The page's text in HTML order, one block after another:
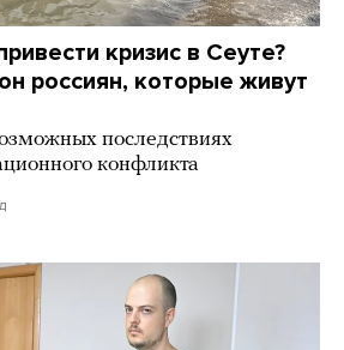
кризис в Сеуте?
россиян, которые живут
последствиях
конфликта